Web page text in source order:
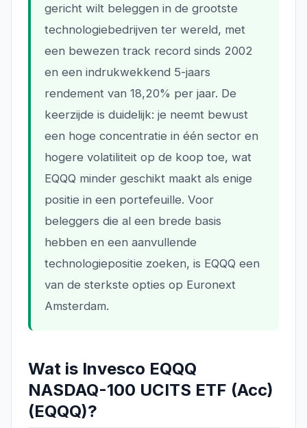
gericht wilt beleggen in de grootste
technologiebedrijven ter wereld, met
een bewezen track record sinds 2002
en een indrukwekkend 5-jaars
rendement van 18,20% per jaar. De
keerzijde is duidelijk: je neemt bewust
een hoge concentratie in één sector en
hogere volatiliteit op de koop toe, wat
EQQQ minder geschikt maakt als enige
positie in een portefeuille. Voor
beleggers die al een brede basis
hebben en een aanvullende
technologiepositie zoeken, is EQQQ een
van de sterkste opties op Euronext
Amsterdam.
Wat is Invesco EQQQ
NASDAQ-100 UCITS ETF (Acc)
(EQQQ)?